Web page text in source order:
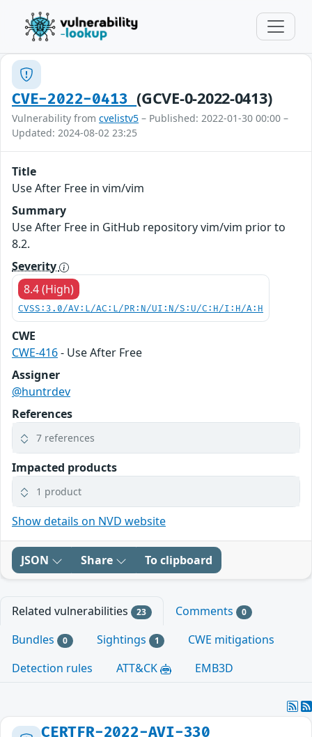
CVE-2022-0413(GCVE-0-2022-0413)
Vulnerability from cvelistv5 – Published: 2022-01-30 00:00 –
Updated: 2024-08-02 23:25
Title
Use After Free in vim/vim
Summary
Use After Free in GitHub repository vim/vim prior to
8.2.
Severity
8.4 (High)
CVSS:3.0/AV:L/AC:L/PR:N/UI:N/S:U/C:H/I:H/A:H
CWE
CWE-416- Use After Free
Assigner
@huntrdev
References
7 references
Impacted products
1 product
Show details on NVD website
JSON Share To clipboard
Related vulnerabilities 23 Comments 0
Bundles 0 Sightings 1
CWE mitigations
Detection rules
ATT&CK EMB3D
CERTFR-2022-AVI-330